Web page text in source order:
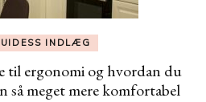
INDLÆG
til ergonomi og hvordan du
så meget mere komfortabel